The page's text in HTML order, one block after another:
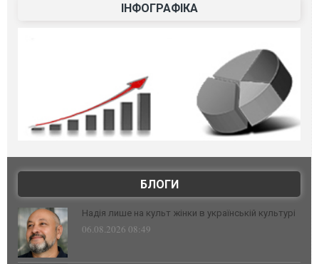
ІНФОГРАФІКА
БЛОГИ
Надія лише на культ жінки в українській культурі
06.08.2026 08:49